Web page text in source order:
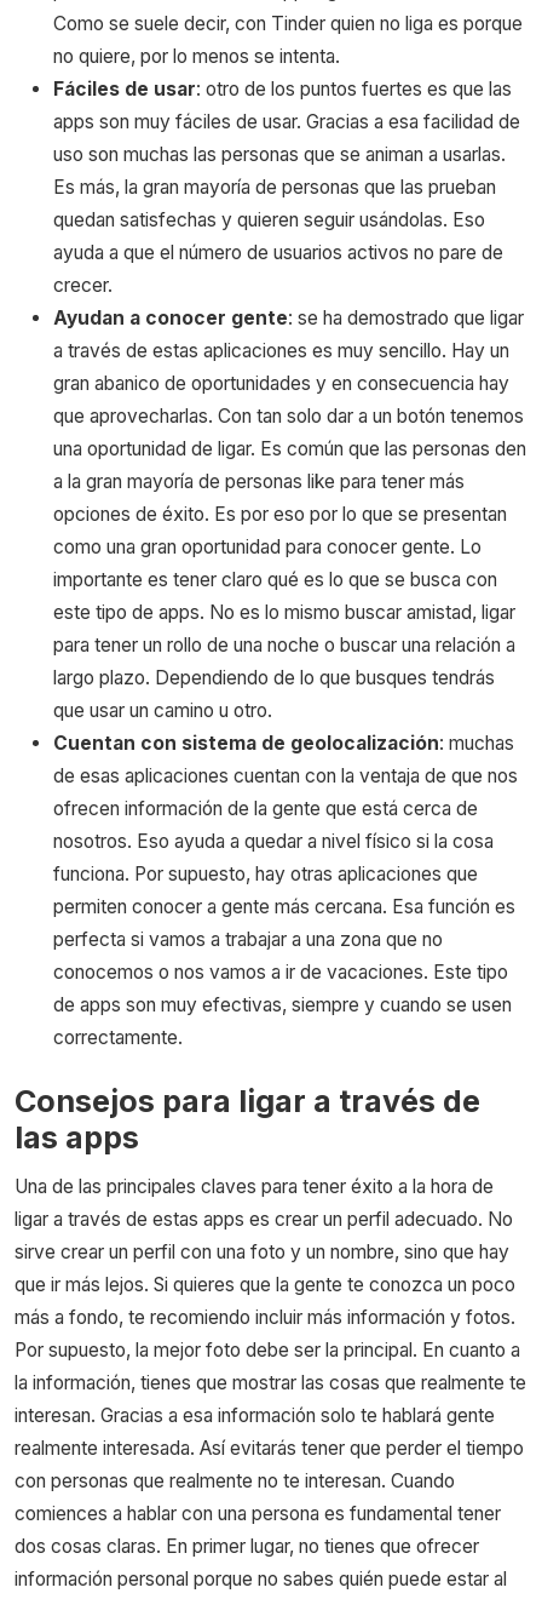
Como se suele decir, con Tinder quien no liga es porque
no quiere, por lo menos se intenta.
Fáciles de usar: otro de los puntos fuertes es que las
apps son muy fáciles de usar. Gracias a esa facilidad de
uso son muchas las personas que se animan a usarlas.
Es más, la gran mayoría de personas que las prueban
quedan satisfechas y quieren seguir usándolas. Eso
ayuda a que el número de usuarios activos no pare de
crecer.
Ayudan a conocer gente: se ha demostrado que ligar
a través de estas aplicaciones es muy sencillo. Hay un
gran abanico de oportunidades y en consecuencia hay
que aprovecharlas. Con tan solo dar a un botón tenemos
una oportunidad de ligar. Es común que las personas den
a la gran mayoría de personas like para tener más
opciones de éxito. Es por eso por lo que se presentan
como una gran oportunidad para conocer gente. Lo
importante es tener claro qué es lo que se busca con
este tipo de apps. No es lo mismo buscar amistad, ligar
para tener un rollo de una noche o buscar una relación a
largo plazo. Dependiendo de lo que busques tendrás
que usar un camino u otro.
Cuentan con sistema de geolocalización: muchas
de esas aplicaciones cuentan con la ventaja de que nos
ofrecen información de la gente que está cerca de
nosotros. Eso ayuda a quedar a nivel físico si la cosa
funciona. Por supuesto, hay otras aplicaciones que
permiten conocer a gente más cercana. Esa función es
perfecta si vamos a trabajar a una zona que no
conocemos o nos vamos a ir de vacaciones. Este tipo
de apps son muy efectivas, siempre y cuando se usen
correctamente.
Consejos para ligar a través de
las apps
Una de las principales claves para tener éxito a la hora de
ligar a través de estas apps es crear un perfil adecuado. No
sirve crear un perfil con una foto y un nombre, sino que hay
que ir más lejos. Si quieres que la gente te conozca un poco
más a fondo, te recomiendo incluir más información y fotos.
Por supuesto, la mejor foto debe ser la principal. En cuanto a
la información, tienes que mostrar las cosas que realmente te
interesan. Gracias a esa información solo te hablará gente
realmente interesada. Así evitarás tener que perder el tiempo
con personas que realmente no te interesan. Cuando
comiences a hablar con una persona es fundamental tener
dos cosas claras. En primer lugar, no tienes que ofrecer
información personal porque no sabes quién puede estar al